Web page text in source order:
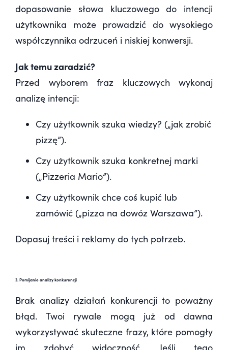
dopasowanie słowa kluczowego do intencji
użytkownika może prowadzić do wysokiego
współczynnika odrzuceń i niskiej konwersji.
Jak temu zaradzić?
Przed wyborem fraz kluczowych wykonaj
analizę intencji:
Czy użytkownik szuka wiedzy? („jak zrobić
pizzę”).
Czy użytkownik szuka konkretnej marki
(„Pizzeria Mario”).
Czy użytkownik chce coś kupić lub
zamówić („pizza na dowóz Warszawa”).
Dopasuj treści i reklamy do tych potrzeb.
3. Pomijanie analizy konkurencji
Brak analizy działań konkurencji to poważny
błąd. Twoi rywale mogą już od dawna
wykorzystywać skuteczne frazy, które pomogły